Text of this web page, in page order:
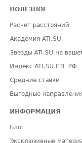
ПОЛЕЗНОЕ
Расчет расстояний
Академия ATI.SU
Звезды ATI.SU на
Индекс ATI.SU FTL РФ
Средние ставки
Выгодные
ИНФОРМАЦИЯ
Блог
Эксклюзивные